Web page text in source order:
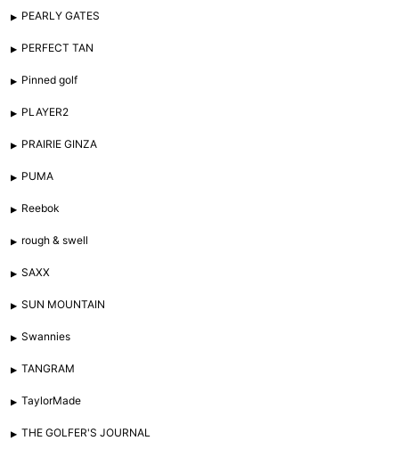
PEARLY GATES
PERFECT TAN
Pinned golf
PLAYER2
PRAIRIE GINZA
PUMA
Reebok
rough & swell
SAXX
SUN MOUNTAIN
Swannies
TANGRAM
TaylorMade
THE GOLFER'S JOURNAL